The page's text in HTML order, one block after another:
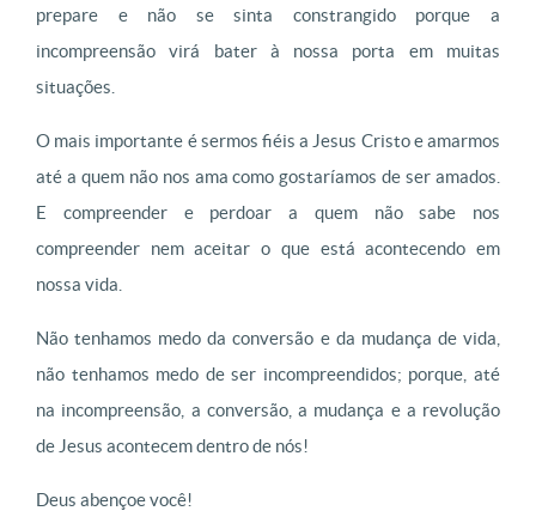
prepare e não se sinta constrangido porque a
incompreensão virá bater à nossa porta em muitas
situações.
O mais importante é sermos fiéis a Jesus Cristo e amarmos
até a quem não nos ama como gostaríamos de ser amados.
E compreender e perdoar a quem não sabe nos
compreender nem aceitar o que está acontecendo em
nossa vida.
Não tenhamos medo da conversão e da mudança de vida,
não tenhamos medo de ser incompreendidos; porque, até
na incompreensão, a conversão, a mudança e a revolução
de Jesus acontecem dentro de nós!
Deus abençoe você!